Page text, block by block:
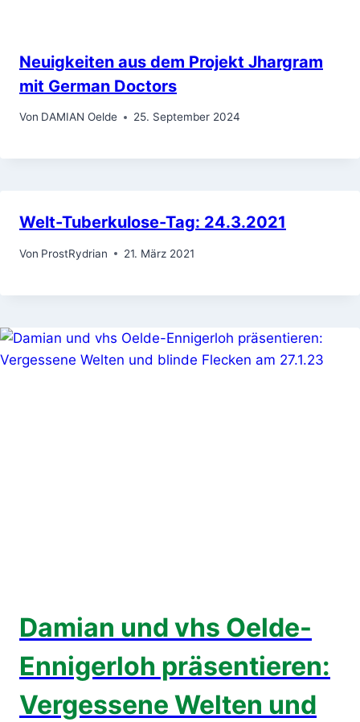
Neuigkeiten aus dem Projekt Jhargram
mit German Doctors
Von DAMIAN Oelde 25. September 2024
Welt-Tuberkulose-Tag: 24.3.2021
Von ProstRydrian 21. März 2021
Damian und vhs Oelde-
Ennigerloh präsentieren:
Vergessene Welten und